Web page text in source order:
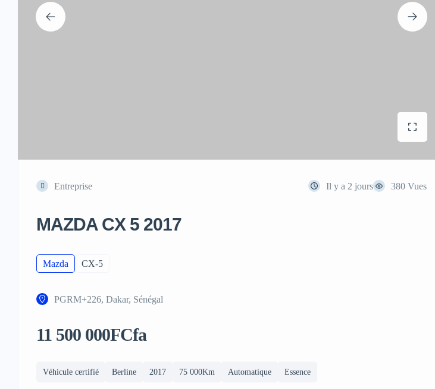
Entreprise Il y a 2 jours 380 Vues
MAZDA CX 5 2017
Mazda CX-5
PGRM+226, Dakar, Sénégal
11 500 000FCfa
Véhicule certifié Berline 2017 75 000Km Automatique Essence